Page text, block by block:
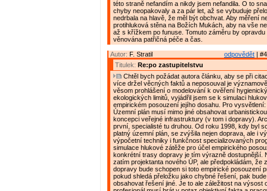
této straně nefandím a nikdy jsem nefandila. O to
chyby neopakovaly a za pár let, až se vybuduje
nedrbala na hlavě, že měl být obchvat. Aby měření
protihluková stěna na Božích Mukách, aby na vše
až s křížkem po funuse. Tomuto záměru by opravdu
věnována patřičná péče a čas.
odpovědět |
Autor: F. Stratil
Titulek: Re:po zastupitelstvu
Chtěl bych požádat autora článku, aby se při
více držel věcných faktů a neposouval je
věsom prohlášení o modelování k ověření
ekologických limitů, vyjádřil jsem se k simulaci
empirickém posouzení jejího dosahu. Pro vysvětlení:
Územní plán musí mimo jiné obsahovat
koncepci veřejné infrastruktury (v tom i dopravy).
první, specialisté tu druhou. Od roku 1998, kdy byl
platný územní plán, se zvýšila nejen doprava, ale i
výpočetní techniky i funkčnost specializovaných
simulace hlukové zátěže pro účel empirického
konkrétní trasy dopravy je tím výrazně dostupnější.
zatím projektanta nového ÚP, ale předpokládám, že
dopravy bude schopen si toto empirické posouzení
pokud shledá přeložku jako chybné řešení, pak
obsahovat řešení jiné. Je to ale záležitost na výsost